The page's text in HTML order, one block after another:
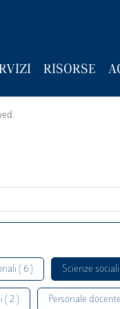
RISORSE
( 6 ) Scienze
( 2 ) Personale